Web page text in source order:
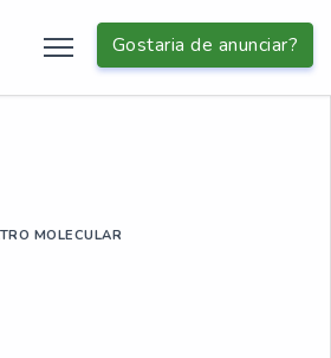
Gostaria de anunciar?
MOLECULAR